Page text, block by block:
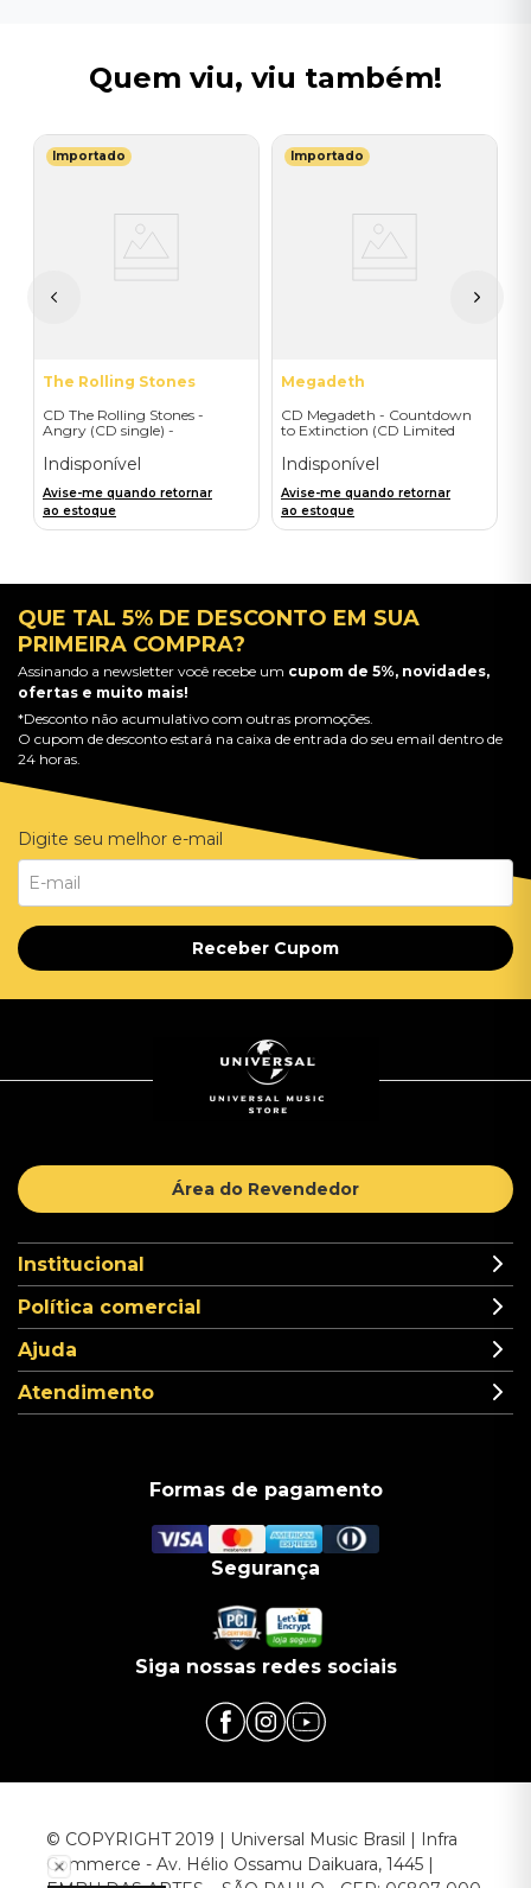
Quem viu, viu também!
Importado
The Rolling Stones
CD The Rolling Stones -
Angry (CD single) -
Indisponível
Avise-me quando retornar
ao estoque
Importado
Megadeth
CD Megadeth - Countdown
to Extinction (CD Limited
Indisponível
Avise-me quando retornar
ao estoque
QUE TAL 5% DE DESCONTO EM SUA
PRIMEIRA COMPRA?
Assinando a newsletter você recebe um cupom de 5%, novidades,
ofertas e muito mais!
*Desconto não acumulativo com outras promoções.
O cupom de desconto estará na caixa de entrada do seu email dentro de
24 horas.
Digite seu melhor e-mail
Receber Cupom
Área do Revendedor
Institucional
Política comercial
Ajuda
Atendimento
Formas de pagamento
Segurança
Siga nossas redes sociais
© COPYRIGHT 2019 | Universal Music Brasil | Infra
Commerce - Av. Hélio Ossamu Daikuara, 1445 |